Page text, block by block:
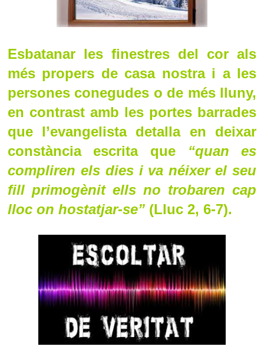
Esbatanar les finestres del cor als
més propers de casa nostra i a les
persones conegudes o de més lluny,
en contrast amb les portes barrades
que l’evangelista detalla en deixar
constància escrita que “quan es
compliren els dies i va néixer el seu
fill primogènit ells no trobaren cap
lloc on hostatjar-se”(Lluc 2, 6-7).